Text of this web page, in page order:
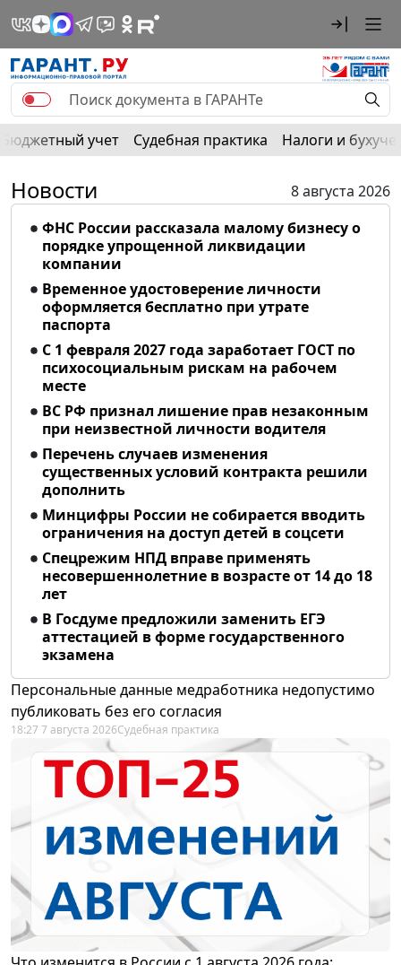
Бюджетный учет Судебная практика Налоги и
Новости
8 августа 2026
ФНС России рассказала малому бизнесу о
порядке упрощенной ликвидации
компании
Временное удостоверение личности
оформляется бесплатно при утрате
паспорта
С 1 февраля 2027 года заработает ГОСТ по
психосоциальным рискам на рабочем
месте
ВС РФ признал лишение прав незаконным
при неизвестной личности водителя
Перечень случаев изменения
существенных условий контракта решили
дополнить
Минцифры России не собирается вводить
ограничения на доступ детей в соцсети
Спецрежим НПД вправе применять
несовершеннолетние в возрасте от 14 до 18
лет
В Госдуме предложили заменить ЕГЭ
аттестацией в форме государственного
экзамена
Персональные данные медработника недопустимо
публиковать без его согласия
18:27 7 августа 2026Судебная практика